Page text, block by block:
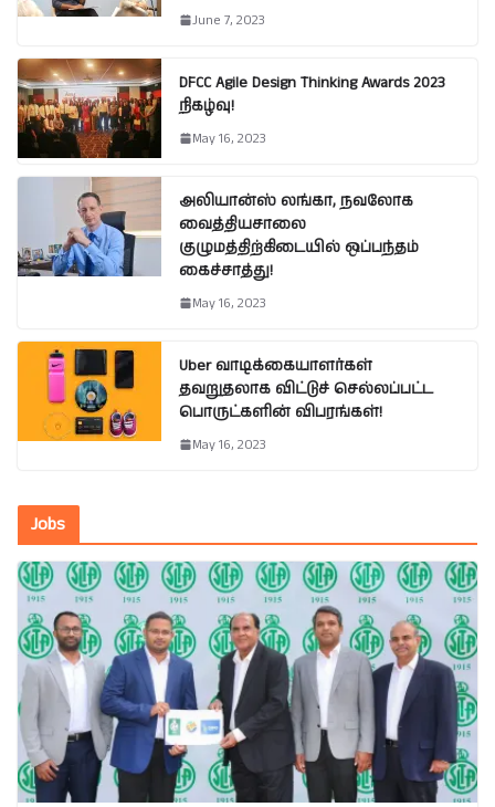
June 7, 2023
DFCC Agile Design Thinking Awards 2023
நிகழ்வு!
May 16, 2023
அலியான்ஸ் லங்கா, நவலோக
வைத்தியசாலை
குழுமத்திற்கிடையில் ஒப்பந்தம்
கைச்சாத்து!
May 16, 2023
Uber வாடிக்கையாளர்கள்
தவறுதலாக விட்டுச் செல்லப்பட்ட
பொருட்களின் விபரங்கள்!
May 16, 2023
Jobs